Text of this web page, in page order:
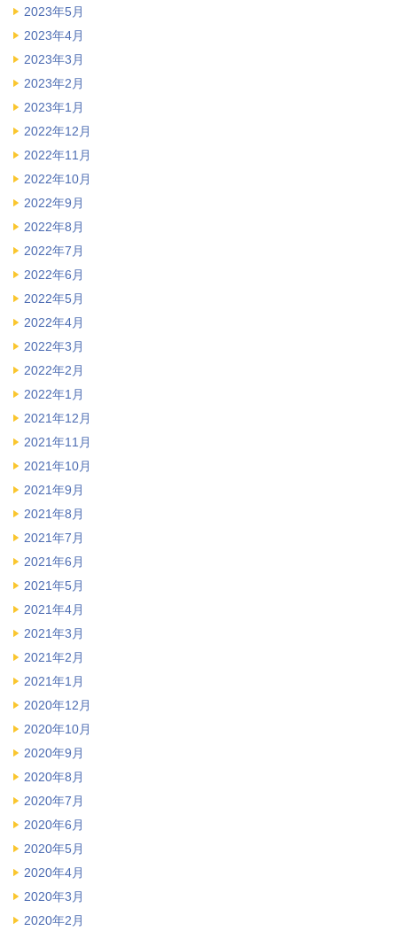
2023年5月
2023年4月
2023年3月
2023年2月
2023年1月
2022年12月
2022年11月
2022年10月
2022年9月
2022年8月
2022年7月
2022年6月
2022年5月
2022年4月
2022年3月
2022年2月
2022年1月
2021年12月
2021年11月
2021年10月
2021年9月
2021年8月
2021年7月
2021年6月
2021年5月
2021年4月
2021年3月
2021年2月
2021年1月
2020年12月
2020年10月
2020年9月
2020年8月
2020年7月
2020年6月
2020年5月
2020年4月
2020年3月
2020年2月